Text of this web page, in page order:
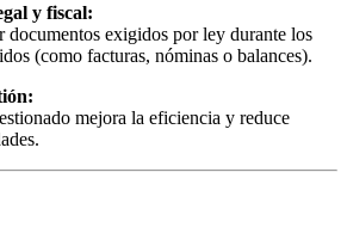
y fiscal:
documentos exigidos por ley durante los
(como facturas, nóminas o balances).
mejora la eficiencia y reduce